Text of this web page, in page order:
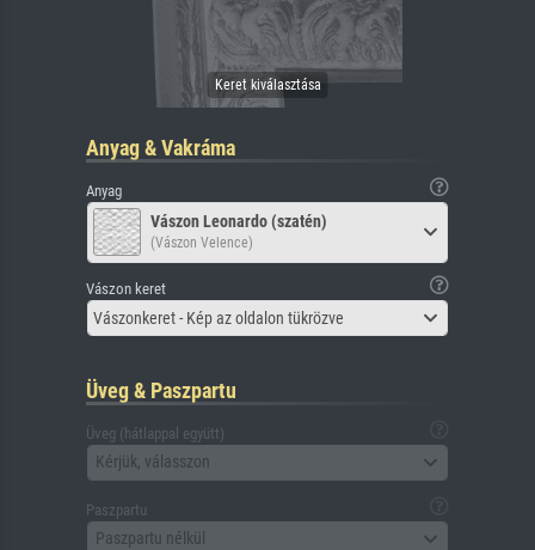
Anyag & Vakráma
Anyag
Vászon Leonardo (szatén)
(Vászon Velence)
Vászon keret
Vászonkeret - Kép az oldalon tükrözve
Üveg & Paszpartu
Üveg (hátlappal együtt)
Kérjük, válasszon
Paszpartu
Paszpartu nélkül